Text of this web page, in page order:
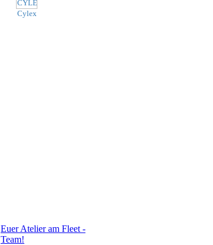
Euer Atelier am Fleet -
Team!